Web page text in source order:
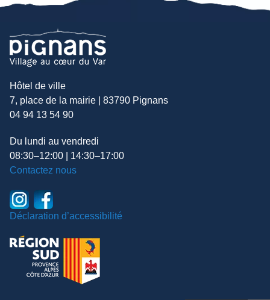
Hôtel de ville
7, place de la mairie | 83790 Pignans
04 94 13 54 90
Du lundi au vendredi
08:30–12:00 | 14:30–17:00
Contactez nous
Déclaration d’accessibilité